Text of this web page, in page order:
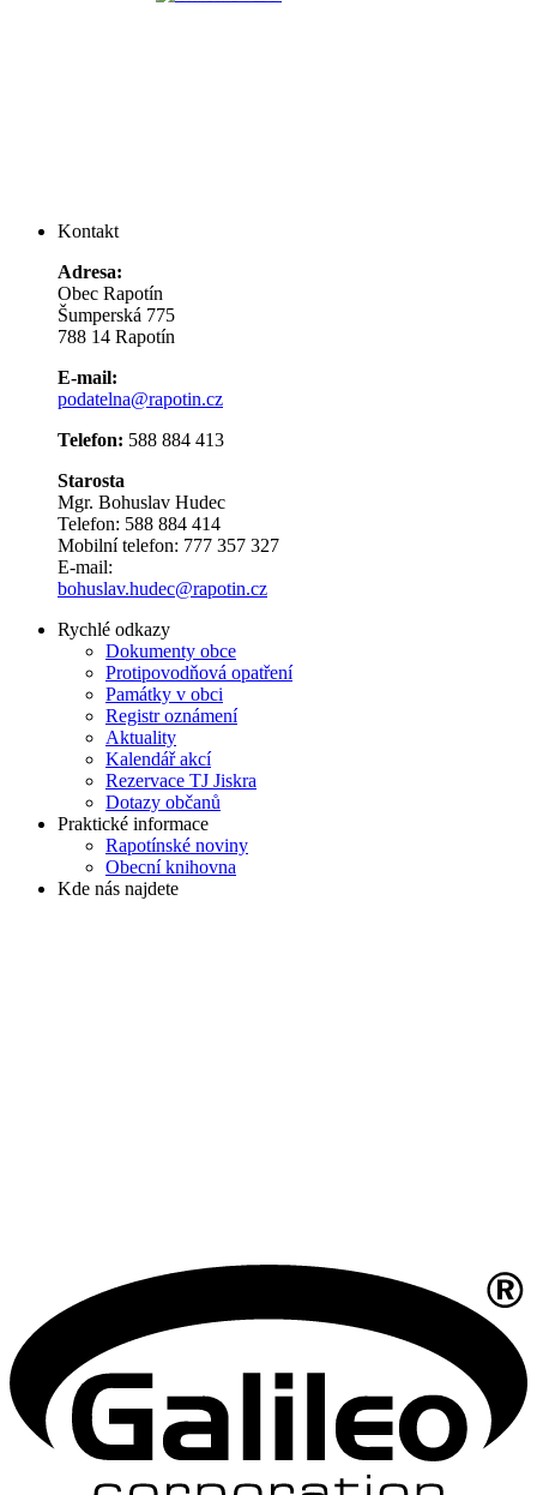
Kontakt
Adresa:
Obec Rapotín
Šumperská 775
788 14 Rapotín
E-mail:
podatelna@rapotin.cz
Telefon: 588 884 413
Starosta
Mgr. Bohuslav Hudec
Telefon: 588 884 414
Mobilní telefon: 777 357 327
E-mail:
bohuslav.hudec@rapotin.cz
Rychlé odkazy
Dokumenty obce
Protipovodňová opatření
Památky v obci
Registr oznámení
Aktuality
Kalendář akcí
Rezervace TJ Jiskra
Dotazy občanů
Praktické informace
Rapotínské noviny
Obecní knihovna
Kde nás najdete